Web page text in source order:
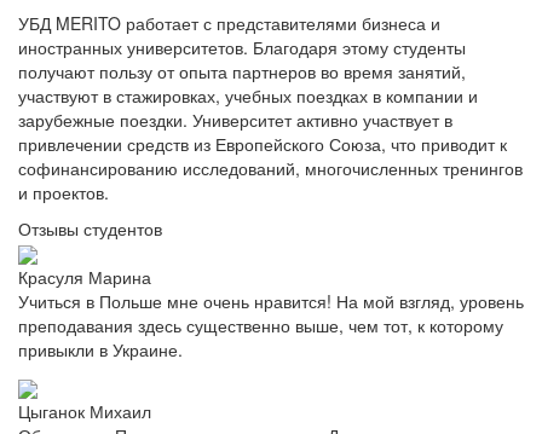
УБД MERITO работает с представителями бизнеса и
иностранных университетов. Благодаря этому студенты
получают пользу от опыта партнеров во время занятий,
участвуют в стажировках, учебных поездках в компании и
зарубежные поездки. Университет активно участвует в
привлечении средств из Европейского Союза, что приводит к
софинансированию исследований, многочисленных тренингов
и проектов.
Отзывы студентов
Красуля Марина
Учиться в Польше мне очень нравится! На мой взгляд, уровень
преподавания здесь существенно выше, чем тот, к которому
привыкли в Украине.
Цыганок Михаил